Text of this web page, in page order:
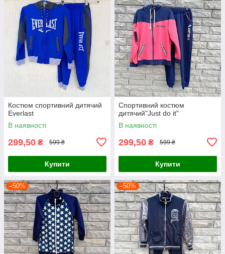
Костюм спортивний дитячий
Everlast
В наявності
299,50 ₴ 599 ₴
Купити
Спортивний костюм
дитячий"Just do it"
В наявності
299,50 ₴ 599 ₴
Купити
–50% –50%